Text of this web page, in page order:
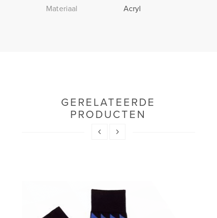
Materiaal Acryl
GERELATEERDE
PRODUCTEN